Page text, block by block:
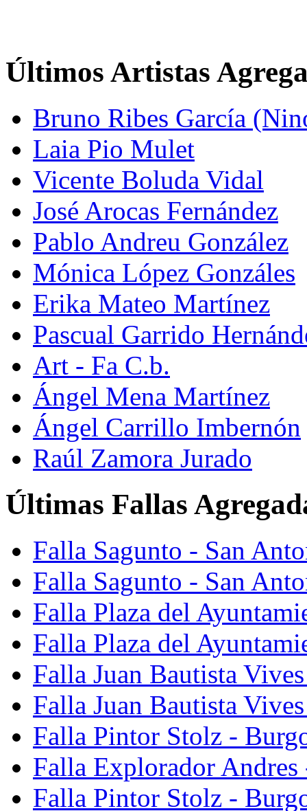
Últimos Artistas
Bruno Ribes García
Laia Pio Mulet
Vicente Boluda Vidal
José Arocas Fernández
Pablo Andreu González
Mónica López Gonzáles
Erika Mateo Martínez
Pascual Garrido
Art - Fa C.b.
Ángel Mena Martínez
Ángel Carrillo Imbernón
Raúl Zamora Jurado
Últimas Fallas
Falla Sagunto - San
Falla Sagunto - San
Falla Plaza del
Falla Plaza del
Falla Juan Bautista
Falla Juan Bautista
Falla Pintor Stolz -
Falla Explorador Andres
Falla Pintor Stolz -